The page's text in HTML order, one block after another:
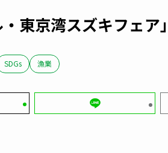
東京湾スズキフェア
SDGs 漁業